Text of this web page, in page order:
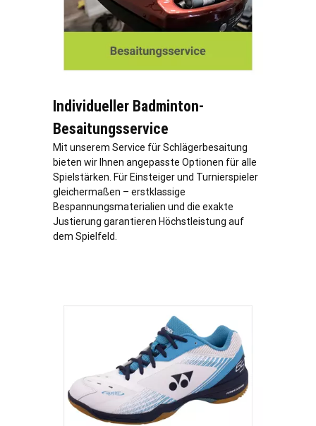
Individueller Badminton-
Besaitungsservice
Mit unserem Service für Schlägerbesaitung
bieten wir Ihnen angepasste Optionen für alle
Spielstärken. Für Einsteiger und Turnierspieler
gleichermaßen – erstklassige
Bespannungsmaterialien und die exakte
Justierung garantieren Höchstleistung auf
dem Spielfeld.